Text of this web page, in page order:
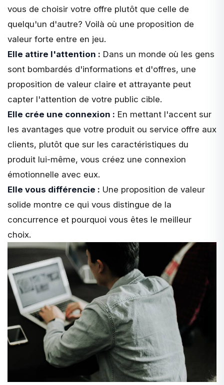
vous de choisir votre offre plutôt que celle de
quelqu'un d'autre? Voilà où une proposition de
valeur forte entre en jeu.
Elle attire l'attention : Dans un monde où les gens
sont bombardés d'informations et d'offres, une
proposition de valeur claire et attrayante peut
capter l'attention de votre public cible.
Elle crée une connexion : En mettant l'accent sur
les avantages que votre produit ou service offre aux
clients, plutôt que sur les caractéristiques du
produit lui-même, vous créez une connexion
émotionnelle avec eux.
Elle vous différencie : Une proposition de valeur
solide montre ce qui vous distingue de la
concurrence et pourquoi vous êtes le meilleur
choix.